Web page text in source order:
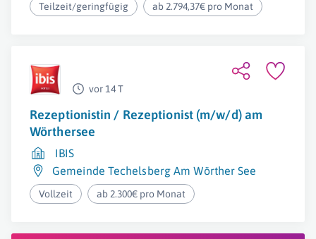
Teilzeit/geringfügig ab 2.794,37€ pro Monat
vor 14 T
Rezeptionistin / Rezeptionist (m/w/d) am
Wörthersee
IBIS
Gemeinde Techelsberg Am Wörther See
Vollzeit ab 2.300€ pro Monat